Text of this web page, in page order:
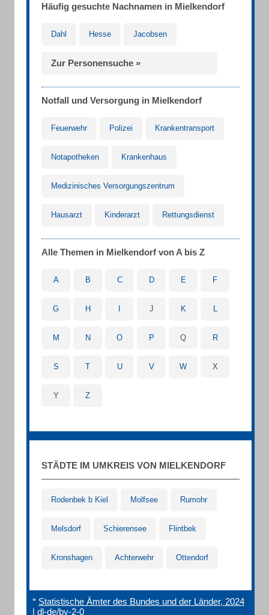
Häufig gesuchte Nachnamen in Mielkendorf
Dahl Hesse Jacobsen
Zur Personensuche »
Notfall und Versorgung in Mielkendorf
Feuerwehr Polizei Krankentransport
Notapotheken Krankenhaus
Medizinisches Versorgungszentrum
Hausarzt Kinderarzt Rettungsdienst
Alle Themen in Mielkendorf von A bis Z
A B C D E F
G H J K L
M N O P Q R
S T U V W X
Y Z
STÄDTE IM UMKREIS VON MIELKENDORF
Rodenbek b Kiel Molfsee Rumohr
Melsdorf Schierensee Flintbek
Kronshagen Achterwehr Ottendorf
* Statistische Ämter des Bundes und der Länder, 2024
| dl-de/by-2-0